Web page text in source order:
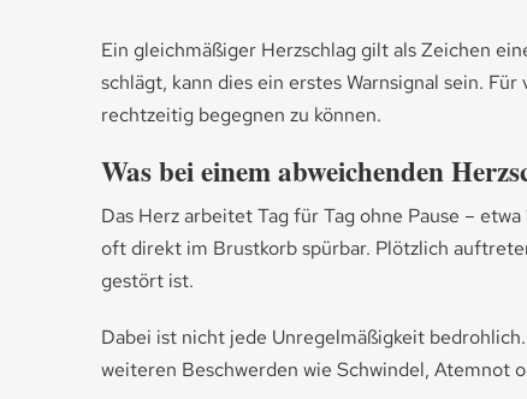
Ein gleichmäßiger Herzschlag gilt als Zeichen
schlägt, kann dies ein erstes Warnsignal sein.
rechtzeitig begegnen zu können.
Was bei einem abweichenden
Das Herz arbeitet Tag für Tag ohne Pause –
oft direkt im Brustkorb spürbar. Plötzlich
gestört ist.
Dabei ist nicht jede Unregelmäßigkeit
weiteren Beschwerden wie Schwindel, Atemnot